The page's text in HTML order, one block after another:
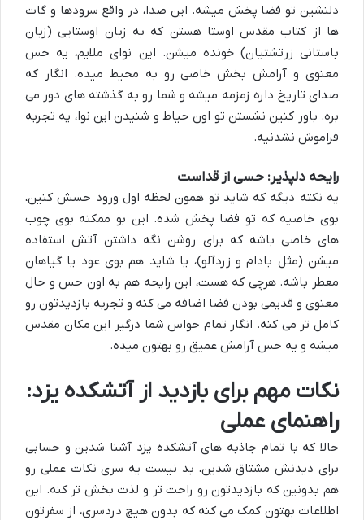
دلنشینتو فضا پخش میشه. این صدا، در واقع سرودها و گات
ها از کتاب مقدس اوستا هستن که به زبان اوستایی (زبان
باستانی زرتشتیان) خونده میشن. این نوای ملایم، یه حس
معنوی و آرامش بخش خاصی رو به محیط میده. انگار که
صدای تاریخ داره زمزمه میشه و شما رو به گذشته های دور می
بره. باور کنین نشستن تو اون حیاط و شنیدن این نوا، یه تجربه
فراموش نشدنیه.
رایحه دلپذیر: حسی از قداست
یه نکته دیگه که شاید تو همون لحظه اول ورود حسش کنین،
بوی خاصیه که تو فضا پخش شده. این بو ممکنه بوی چوب
های خاصی باشه که برای روشن نگه داشتن آتش استفاده
میشن (مثل بادام و زردآلو)، یا شاید هم بوی عود یا گیاهان
معطر باشه. هرچی که هست، این رایحه هم به اون حس و حال
معنوی و قدیمی بودن فضا اضافه می کنه و تجربه بازدیدتون رو
کامل تر می کنه. انگار تمام حواس شما درگیر این مکان مقدس
میشه و یه حس آرامش عمیق رو بهتون میده.
نکات مهم برای بازدید از آتشکده یزد:
راهنمای عملی
حالا که با تمام جاذبه های آتشکده یزد آشنا شدین و حسابی
برای دیدنش مشتاق شدین، بد نیست یه سری نکات عملی رو
هم بدونین که بازدیدتون رو راحت تر و لذت بخش تر کنه. این
اطلاعات بهتون کمک می کنه که بدون هیچ دردسری، از سفرتون